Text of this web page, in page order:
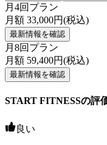
月4回プラン
月額 33,000円(税込)
最新情報を確認
月8回プラン
月額 59,400円(税込)
最新情報を確認
START FITNESSの評
良い